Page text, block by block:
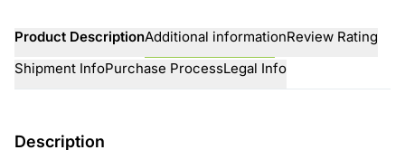
Product DescriptionAdditional informationReview Rating
Shipment InfoPurchase ProcessLegal Info
Description